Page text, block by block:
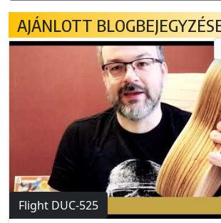
AJÁNLOTT
Flight DUC-525